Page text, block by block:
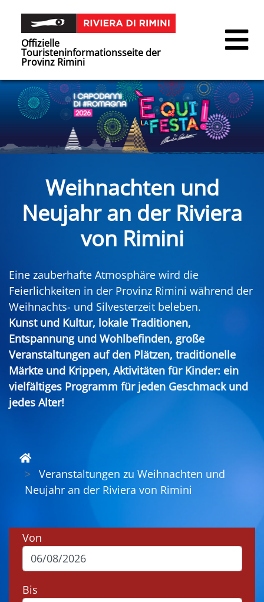
Offizielle
Touristeninformationsseite der
Provinz Rimini
Weihnachten und
Neujahr an der Riviera
von Rimini
Eine zauberhafte Atmosphäre wird die
Feierlichkeiten in der Provinz Rimini während der
Weihnachts- und Silvesterzeit beleben.
Kunst und Kultur, lokale Traditionen,
Entspannung und Wohlbefinden, große
Veranstaltungen auf den Plätzen, traditionelle
Märkte und Krippen, Aktivitäten für Kinder: ein
vielfältiges Programm für jeden Geschmack und
jedes Alter!
Veranstaltungen zu Weihnachten und
Neujahr an der Riviera von Rimini
Von
Bis